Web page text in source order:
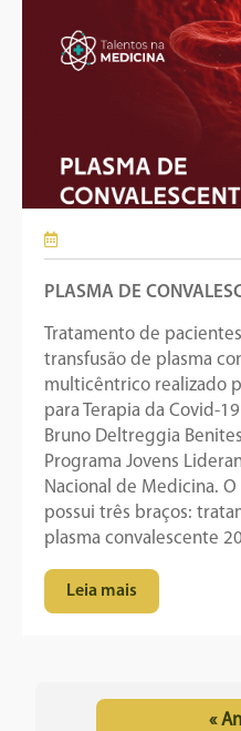
PLASMA DE
Tratamento de
transfusão de plasma
multicêntrico realizado
para Terapia da Covid-
Bruno Deltreggia
Programa Jovens
Nacional de Medicina.
possui três braços:
plasma convalescente
Leia mais
«